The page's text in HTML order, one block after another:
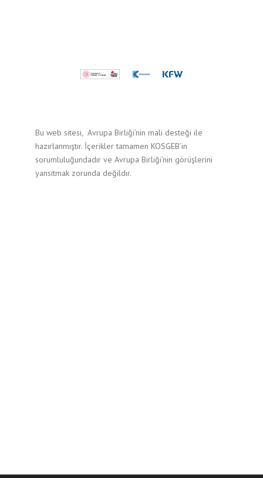
Bu web sitesi, Avrupa Birliği’nin mali desteği ile
hazırlanmıştır. İçerikler tamamen KOSGEB’in
sorumluluğundadır ve Avrupa Birliği’nin görüşlerini
yansıtmak zorunda değildir.